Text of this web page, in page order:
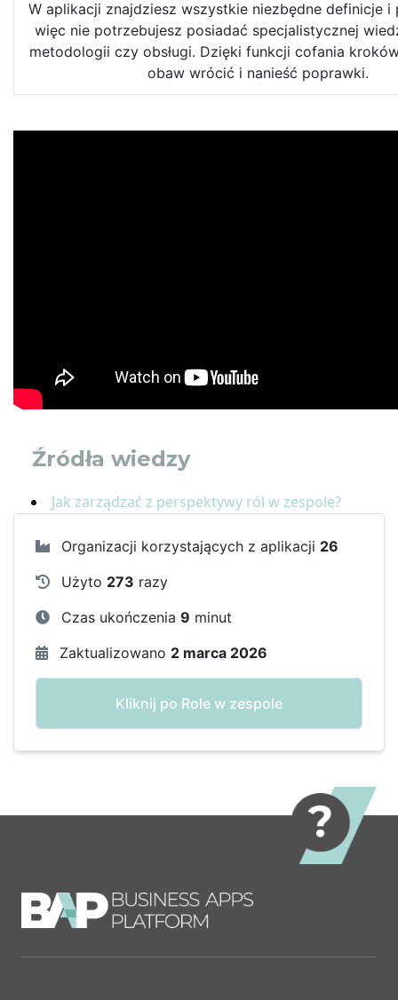
W aplikacji znajdziesz wszystkie niezbędne definicje i
więc nie potrzebujesz posiadać specjalistycznej
metodologii czy obsługi. Dzięki funkcji cofania
obaw wrócić i nanieść poprawki.
Źródła wiedzy
Jak zarządzać z perspektywy ról w zespole?
Organizacji korzystających z aplikacji 26
Użyto 273 razy
Czas ukończenia 9 minut
Zaktualizowano 2 marca 2026
Kliknij po Role w zespole